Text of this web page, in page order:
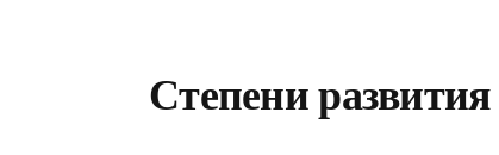
Степени развития
ПОДПИСАТЬ